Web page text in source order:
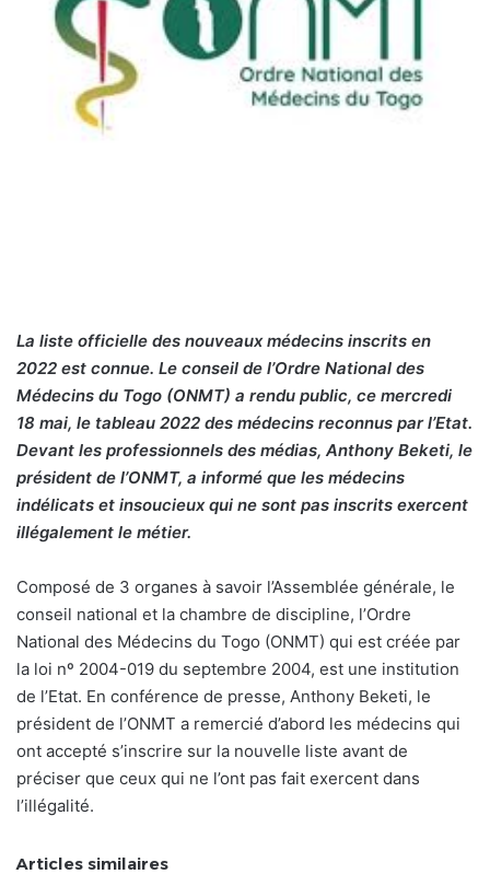
La liste officielle des nouveaux médecins inscrits en
2022 est connue. Le conseil de l’Ordre National des
Médecins du Togo (ONMT) a rendu public, ce mercredi
18 mai, le tableau 2022 des médecins reconnus par l’Etat.
Devant les professionnels des médias, Anthony Beketi, le
président de l’ONMT, a informé que les médecins
indélicats et insoucieux qui ne sont pas inscrits exercent
illégalement le métier.
Composé de 3 organes à savoir l’Assemblée générale, le
conseil national et la chambre de discipline, l’Ordre
National des Médecins du Togo (ONMT) qui est créée par
la loi nº 2004-019 du septembre 2004, est une institution
de l’Etat. En conférence de presse, Anthony Beketi, le
président de l’ONMT a remercié d’abord les médecins qui
ont accepté s’inscrire sur la nouvelle liste avant de
préciser que ceux qui ne l’ont pas fait exercent dans
l’illégalité.
Articles similaires